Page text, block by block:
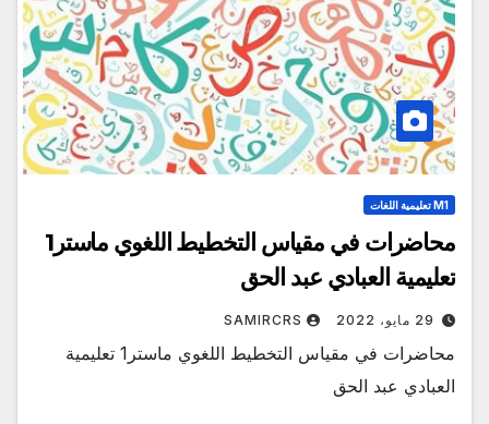
M1 تعليمية اللغات
محاضرات في مقياس التخطيط اللغوي ماستر1
تعليمية العبادي عبد الحق
29 مايو، 2022 SAMIRCRS
محاضرات في مقياس التخطيط اللغوي ماستر1 تعليمية
العبادي عبد الحق